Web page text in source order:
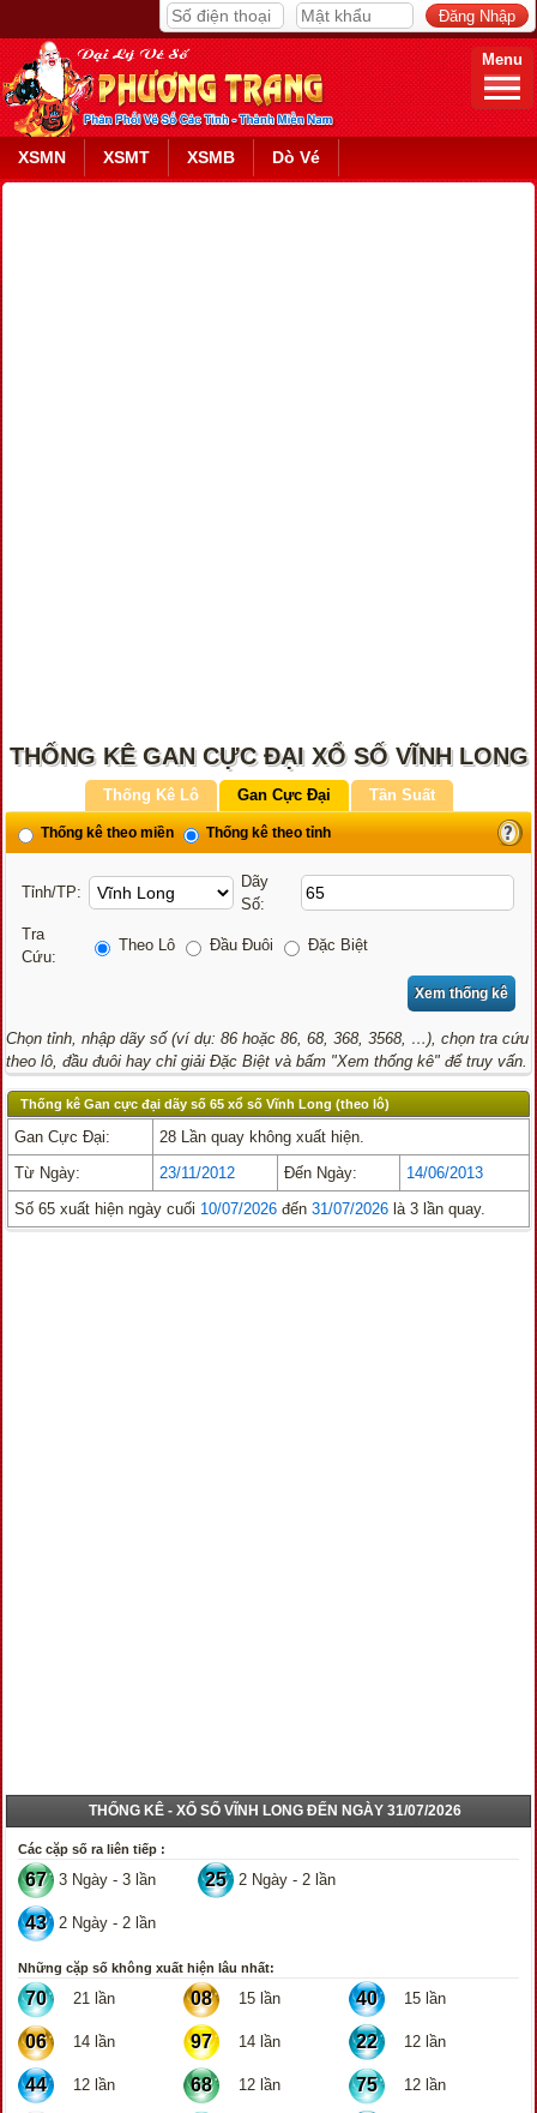
Menu
XSMN XSMT XSMB Dò Vé
THỐNG KÊ GAN CỰC ĐẠI XỔ SỐ VĨNH LONG
Thống Kê Lô Gan Cực Đại Tần Suất
Thống kê theo miền Thống kê theo tỉnh
Tỉnh/TP:
Dãy
Số:
Tra
Cứu:
Theo Lô Đầu Đuôi Đặc Biệt
Chọn tỉnh, nhập dãy số (ví dụ: 86 hoặc 86, 68, 368, 3568, …), chọn tra cứu
theo lô, đầu đuôi hay chỉ giải Đặc Biệt và bấm "Xem thống kê" để truy vấn.
Thống kê Gan cực đại dãy số 65 xổ số Vĩnh Long (theo lô)
Gan Cực Đại:
28 Lần quay không xuất hiện.
Từ Ngày:
23/11/2012 Đến Ngày:
14/06/2013
Số 65 xuất hiện ngày cuối 10/07/2026 đến 31/07/2026 là 3 lần quay.
THỐNG KÊ - XỔ SỐ VĨNH LONG ĐẾN NGÀY 31/07/2026
Các cặp số ra liên tiếp :
67 3 Ngày - 3 lần 25 2 Ngày - 2 lần
43 2 Ngày - 2 lần
Những cặp số không xuất hiện lâu nhất:
70 21 lần 08 15 lần 40 15 lần
06 14 lần 97 14 lần 22 12 lần
44 12 lần 68 12 lần 75 12 lần